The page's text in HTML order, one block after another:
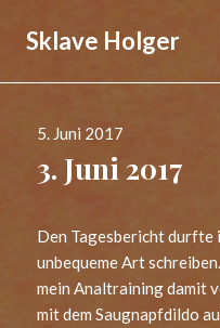
Sklave Holger
Veröffentlicht
5. Juni 2017
3. Juni 2017
Den Tagesbericht durfte
unbequeme Art
mein Analtraining damit
mit dem Saugnapfdildo